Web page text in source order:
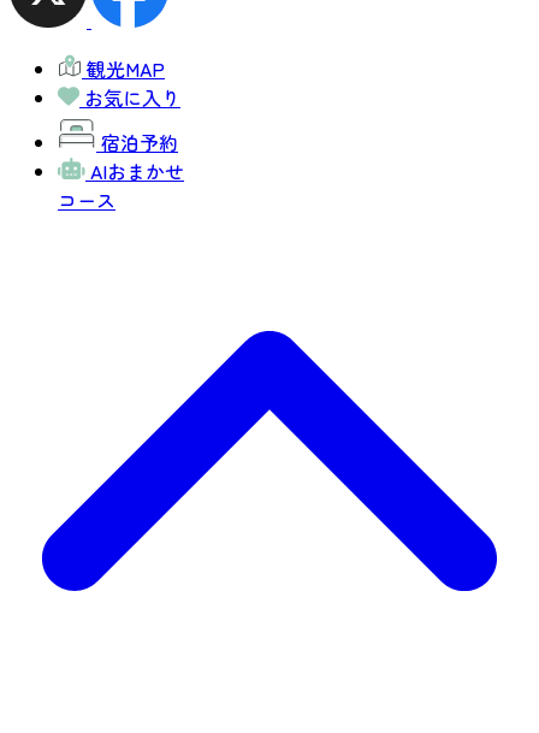
観光MAP
お気に入り
宿泊予約
AIおまかせ
コース